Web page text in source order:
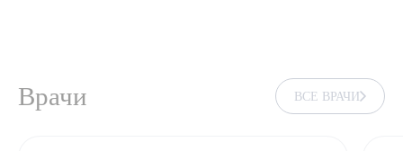
Врачи ВСЕ ВРАЧИ